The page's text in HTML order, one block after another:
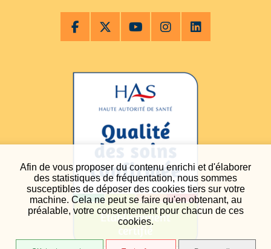
Afin de vous proposer du contenu enrichi et d'élaborer
des statistiques de fréquentation, nous sommes
susceptibles de déposer des cookies tiers sur votre
machine. Cela ne peut se faire qu'en obtenant, au
préalable, votre consentement pour chacun de ces
cookies.